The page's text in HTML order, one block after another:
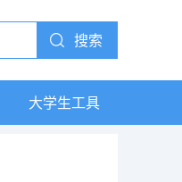
搜索
大学生工具